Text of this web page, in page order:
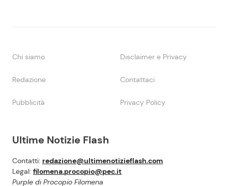
Ultime Notizie Flash
Contatti: redazione@ultimenotizieflash.com
Legal: filomena.procopio@pec.it
Purple di Procopio Filomena
Chi siamo Disclaimer e Privacy
Redazione Contattaci
Pubblicità Privacy Policy